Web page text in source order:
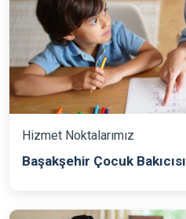
Hizmet Noktalarımız
Başakşehir Çocuk Bakıcısı